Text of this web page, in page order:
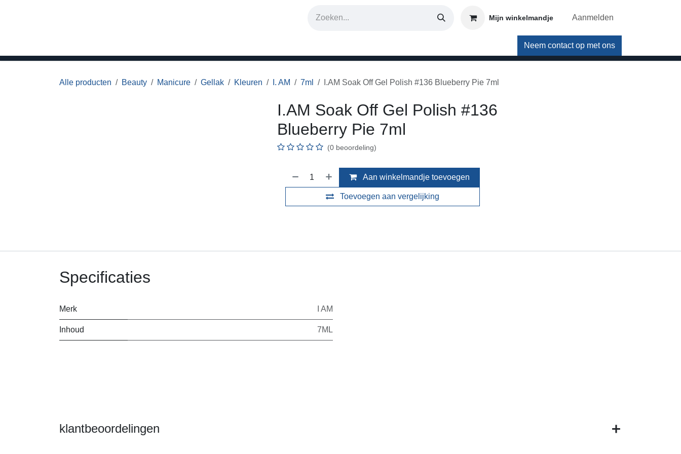
Mijn winkelmandje Aanmelden
Neem contact op met ons
Alle producten Beauty Manicure Gellak Kleuren I. AM 7ml I.AM Soak Off Gel Polish #136 Blueberry Pie 7ml
I.AM Soak Off Gel Polish #136
Blueberry Pie 7ml
(0 beoordeling)
Aan winkelmandje toevoegen
Toevoegen aan vergelijking
Specificaties
Merk I AM
Inhoud 7ML
klantbeoordelingen